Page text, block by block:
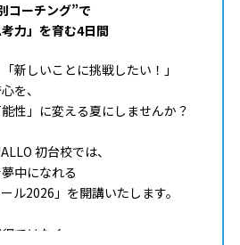
コーチング”で
力」を育む4日間
新しいことに挑戦したい！」
を、
性」に変える夏にしませんか？
初台校では、
中になれる
ル2026」を開講いたします。
ではなく、